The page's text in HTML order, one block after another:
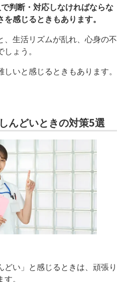
判断・対応しなければならな
感じるときもあります。
、生活リズムが乱れ、心身の不
ょう。
いと感じるときもあります。
んどいときの対策5選
い」と感じるときは、頑張り
。